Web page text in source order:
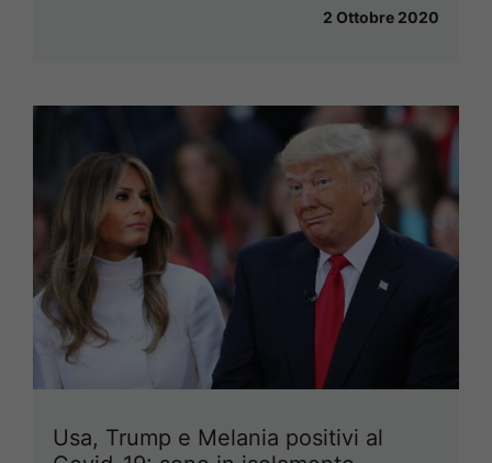
2 Ottobre 2020
Usa, Trump e Melania positivi al